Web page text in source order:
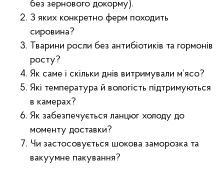
без зернового докорму).
З яких конкретно ферм походить
сировина?
Тварини росли без антибіотиків та гормонів
росту?
Як саме і скільки днів витримували м’ясо?
Які температура й вологість підтримуються
в камерах?
Як забезпечується ланцюг холоду до
моменту доставки?
Чи застосовується шокова заморозка та
вакуумне пакування?